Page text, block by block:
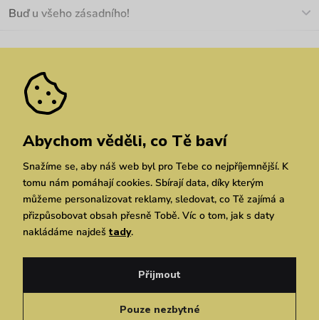
Materiály a údržba
Pozáruční opravy
Velkoobchod
We Care
Dárkové poukazy
Vuchlook
Prodejny
Praha Brno Chrudim
Buď u všeho zásadního!
Zásady ochrany osobních údajů
Simplia.cz
Zásady ochrany osobních údajů
Abychom věděli, co Tě baví
Snažíme se, aby náš web byl pro Tebe co nejpříjemnější. K
tomu nám pomáhají cookies. Sbírají data, díky kterým
můžeme personalizovat reklamy, sledovat, co Tě zajímá a
přizpůsobovat obsah přesně Tobě. Víc o tom, jak s daty
nakládáme najdeš tady.
Pouze nezbytné
Přijmout